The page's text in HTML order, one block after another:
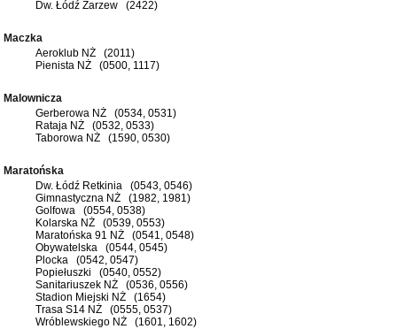
Dw. Łódź Zarzew (2422)
Maczka
Aeroklub NŻ (2011)
Pienista NŻ (0500, 1117)
Malownicza
Gerberowa NŻ (0534, 0531)
Rataja NŻ (0532, 0533)
Taborowa NŻ (1590, 0530)
Maratońska
Dw. Łódź Retkinia (0543, 0546)
Gimnastyczna NŻ (1982, 1981)
Golfowa (0554, 0538)
Kolarska NŻ (0539, 0553)
Maratońska 91 NŻ (0541, 0548)
Obywatelska (0544, 0545)
Plocka (0542, 0547)
Popiełuszki (0540, 0552)
Sanitariuszek NŻ (0536, 0556)
Stadion Miejski NŻ (1654)
Trasa S14 NŻ (0555, 0537)
Wróblewskiego NŻ (1601, 1602)